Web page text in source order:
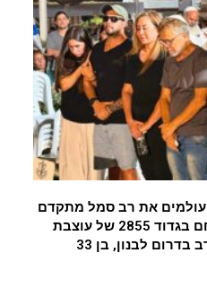
ערב ערב נפטר
עולמים את רב סמל מתקדם
(במיל׳) תמיר וקנין ז"ל, לוחם בגדוד 2855 של עוצבת
חוד החנית (55), שנפל בקרב בדרום לבנון, בן 33